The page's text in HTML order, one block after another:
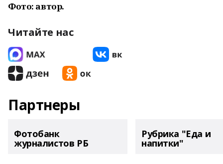
Фото: автор.
Читайте нас
Партнеры
Фотобанк
журналистов РБ
Рубрика "Еда и
напитки"